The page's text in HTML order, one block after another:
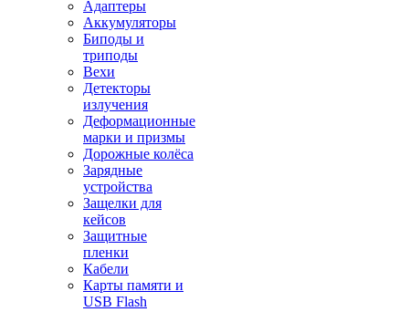
Адаптеры
Аккумуляторы
Биподы и
триподы
Вехи
Детекторы
излучения
Деформационные
марки и призмы
Дорожные колёса
Зарядные
устройства
Защелки для
кейсов
Защитные
пленки
Кабели
Карты памяти и
USB Flash